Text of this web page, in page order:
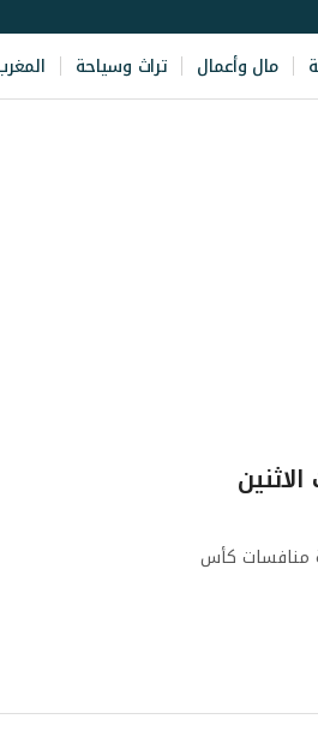
مال وأعمال تراث وسياحة
الاثنين
2021، في الدوحة منافسات كأس